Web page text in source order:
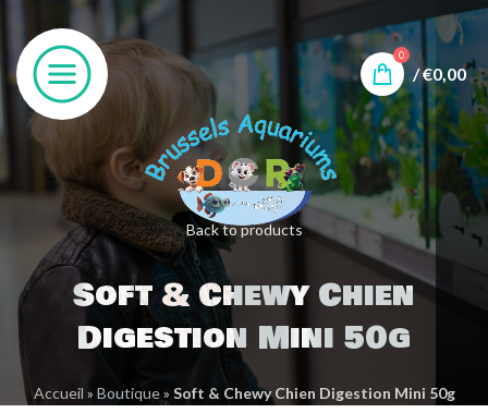
0
/€0,00
Back to products
Soft & Chewy Chien
Digestion Mini 50g
Accueil » Boutique» Soft & Chewy Chien Digestion Mini 50g